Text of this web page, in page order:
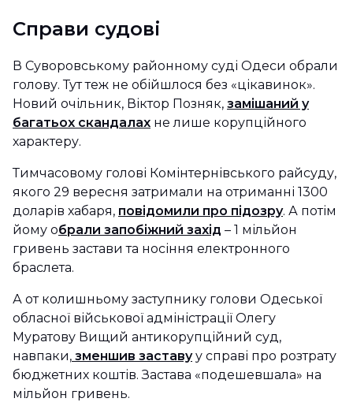
Справи судові
В Суворовському районному суді Одеси обрали
голову. Тут теж не обійшлося без «цікавинок».
Новий очільник, Віктор Позняк, замішаний у
багатьох скандалах не лише корупційного
характеру.
Тимчасовому голові Комінтернівського райсуду,
якого 29 вересня затримали на отриманні 1300
доларів хабаря, повідомили про підозру. А потім
йому обрали запобіжний захід – 1 мільйон
гривень застави та носіння електронного
браслета.
А от колишньому заступнику голови Одеської
обласної військової адміністрації Олегу
Муратову Вищий антикорупційний суд,
навпаки, зменшив заставуу справі про розтрату
бюджетних коштів. Застава «подешевшала» на
мільйон гривень.